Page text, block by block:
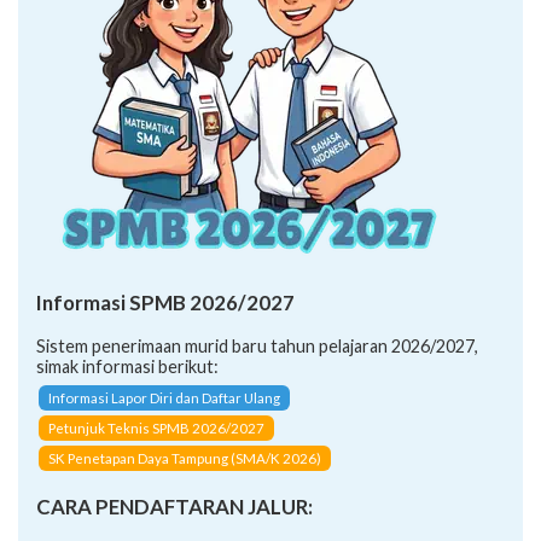
Informasi SPMB 2026/2027
Sistem penerimaan murid baru tahun pelajaran 2026/2027,
simak informasi berikut:
Informasi Lapor Diri dan Daftar Ulang
Petunjuk Teknis SPMB 2026/2027
SK Penetapan Daya Tampung (SMA/K 2026)
CARA PENDAFTARAN JALUR: